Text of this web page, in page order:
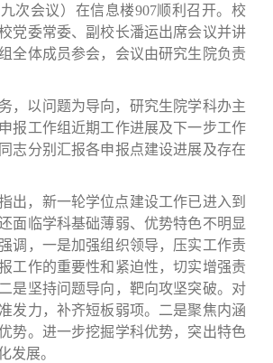
次会议）在信息楼907顺利召开。校
党委常委、副校长潘运出席会议并讲
全体成员参会，会议由研究生院负责
，以问题为导向，研究生院学科办主
报工作组近期工作进展及下一步工作
志分别汇报各申报点建设进展及存在
出，新一轮学位点建设工作已进入到
面临学科基础薄弱、优势特色不明显
调，一是加强组织领导，压实工作责
工作的重要性和紧迫性，切实增强责
是坚持问题导向，靶向攻坚突破。对
发力，补齐短板弱项。二是聚焦内涵
势。进一步挖掘学科优势，突出特色
发展。